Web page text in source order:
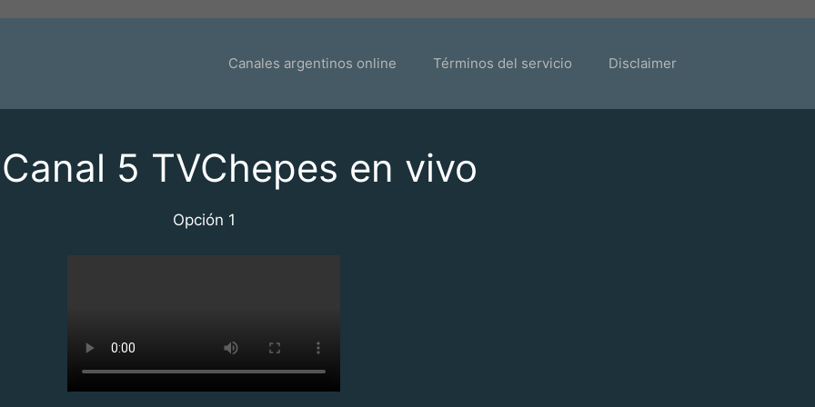
Canales argentinos online Términos del servicio Disclaimer
5 TVChepes en vivo
Opción 1